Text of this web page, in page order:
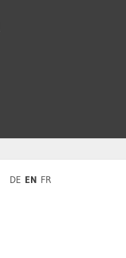
Diese Webseite in DE
DE Diese Webseite in EN
EN Diese Webseite in FR
FR